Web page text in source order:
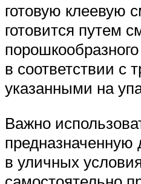
готовую клеевую
готовится путем
в соответствии с
указанными на
Важно
в уличных